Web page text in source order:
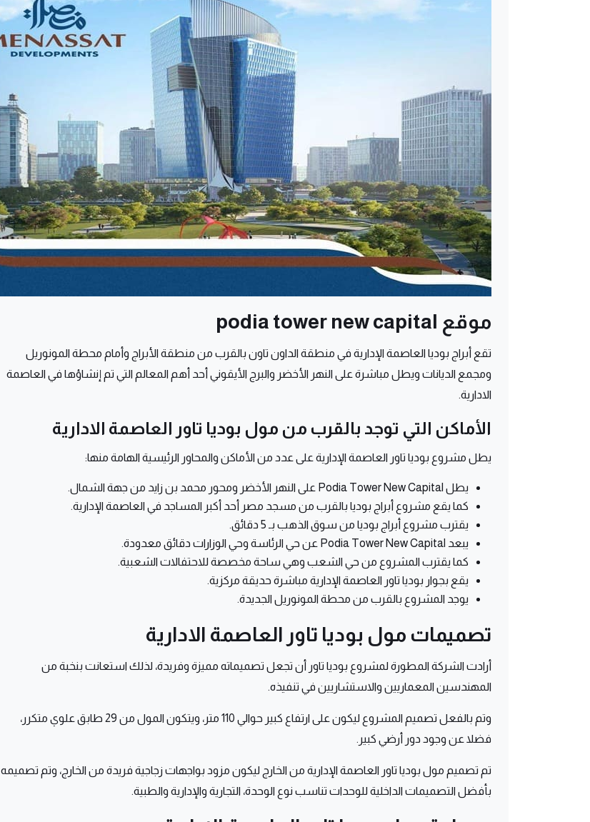
موقع podia tower new capital
تقع أبراج بوديا العاصمة الإدارية في منطقة الداون تاون بالقرب من منطقة الأبراج وأمام محطة المونوريل
ومجمع الديانات ويطل مباشرة على النهر الأخضر والبرج الأيقوني أحد أهم المعالم التي تم إنشاؤها في العاصمة
الادارية.
الأماكن التي توجد بالقرب من مول بوديا تاور العاصمة الادارية
يطل مشروع بوديا تاور العاصمة الإدارية على عدد من الأماكن والمحاور الرئيسية الهامة منها:
يطل Podia Tower New Capital على النهر الأخضر ومحور محمد بن زايد من جهة الشمال.
كما يقع مشروع أبراج بوديا بالقرب من مسجد مصر أحد أكبر المساجد في العاصمة الإدارية.
يقترب مشروع أبراج بوديا من سوق الذهب بـ 5 دقائق.
يبعد Podia Tower New Capital عن حي الرئاسة وحي الوزارات دقائق معدودة.
كما يقترب المشروع من حي الشعب وهي ساحة مخصصة للاحتفالات الشعبية.
يقع بجوار بوديا تاور العاصمة الإدارية مباشرة حديقة مركزية.
يوجد المشروع بالقرب من محطة المونوريل الجديدة.
تصميمات مول بوديا تاور العاصمة الادارية
أرادت الشركة المطورة لمشروع بوديا تاور أن تجعل تصميماته مميزة وفريدة، لذلك استعانت بنخبة من
المهندسين المعماريين والاستشاريين في تنفيذه.
وتم بالفعل تصميم المشروع ليكون على ارتفاع كبير حوالي 110 متر، ويتكون المول من 29 طابق علوي متكرر،
فضلا عن وجود دور أرضي كبير.
تم تصميم مول بوديا تاور العاصمة الإدارية من الخارج ليكون مزود بواجهات زجاجية فريدة من الخارج، وتم تصميمه
بأفضل التصميمات الداخلية للوحدات تناسب نوع الوحدة، التجارية والإدارية والطبية.